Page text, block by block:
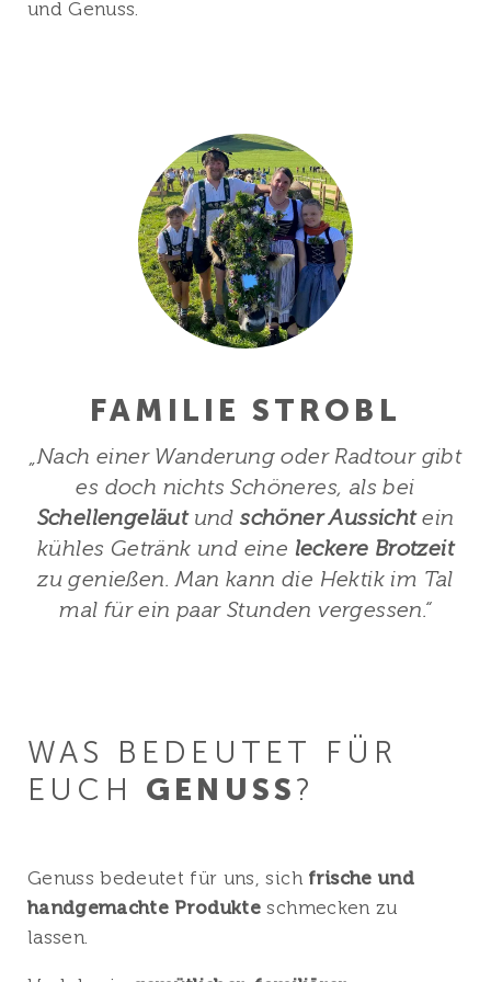
und Genuss.
FAMILIE STROBL
„Nach einer Wanderung oder Radtour gibt
es doch nichts Schöneres, als bei
Schellengeläut undschöner Aussichtein
kühles Getränk und eine leckere Brotzeit
zu genießen. Man kann die Hektik im Tal
mal für ein paar Stunden vergessen.“
WAS BEDEUTET FÜR
EUCH GENUSS?
Genuss bedeutet für uns, sichfrische und
handgemachte Produkte schmecken zu
lassen.